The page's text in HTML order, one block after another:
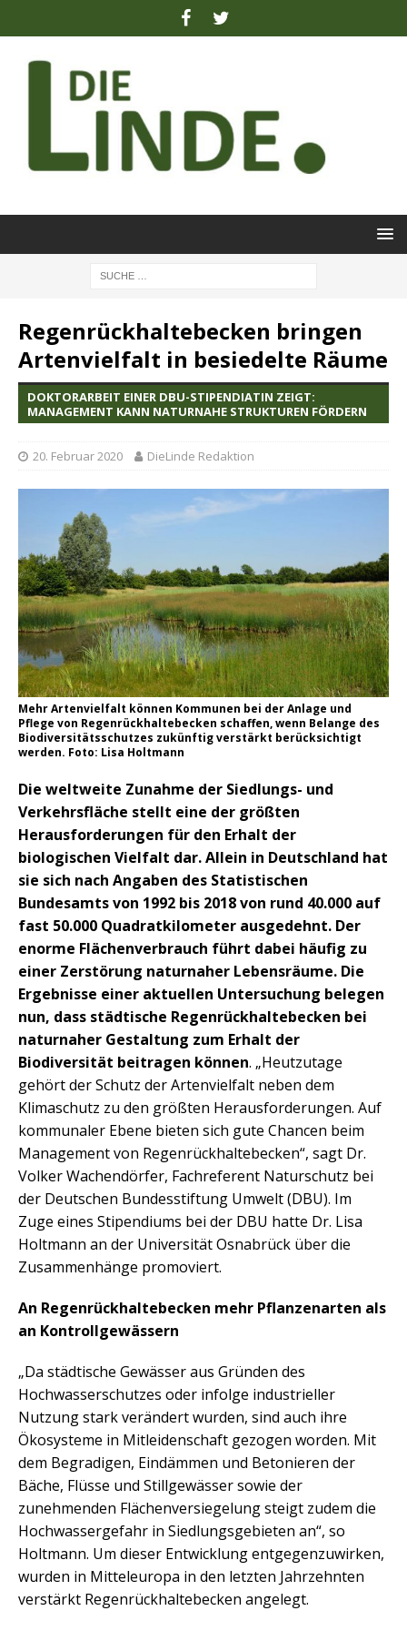
Regenrückhaltebecken bringen
Artenvielfalt in besiedelte Räume
DOKTORARBEIT EINER DBU-STIPENDIATIN ZEIGT:
MANAGEMENT KANN NATURNAHE STRUKTUREN FÖRDERN
20. Februar 2020 DieLinde Redaktion
Mehr Artenvielfalt können Kommunen bei der Anlage und
Pflege von Regenrückhaltebecken schaffen, wenn Belange des
Biodiversitätsschutzes zukünftig verstärkt berücksichtigt
werden. Foto: Lisa Holtmann
Die weltweite Zunahme der Siedlungs- und
Verkehrsfläche stellt eine der größten
Herausforderungen für den Erhalt der
biologischen Vielfalt dar. Allein in Deutschland hat
sie sich nach Angaben des Statistischen
Bundesamts von 1992 bis 2018 von rund 40.000 auf
fast 50.000 Quadratkilometer ausgedehnt. Der
enorme Flächenverbrauch führt dabei häufig zu
einer Zerstörung naturnaher Lebensräume. Die
Ergebnisse einer aktuellen Untersuchung belegen
nun, dass städtische Regenrückhaltebecken bei
naturnaher Gestaltung zum Erhalt der
Biodiversität beitragen können. „Heutzutage
gehört der Schutz der Artenvielfalt neben dem
Klimaschutz zu den größten Herausforderungen. Auf
kommunaler Ebene bieten sich gute Chancen beim
Management von Regenrückhaltebecken“, sagt Dr.
Volker Wachendörfer, Fachreferent Naturschutz bei
der Deutschen Bundesstiftung Umwelt (DBU). Im
Zuge eines Stipendiums bei der DBU hatte Dr. Lisa
Holtmann an der Universität Osnabrück über die
Zusammenhänge promoviert.
An Regenrückhaltebecken mehr Pflanzenarten als
an Kontrollgewässern
„Da städtische Gewässer aus Gründen des
Hochwasserschutzes oder infolge industrieller
Nutzung stark verändert wurden, sind auch ihre
Ökosysteme in Mitleidenschaft gezogen worden. Mit
dem Begradigen, Eindämmen und Betonieren der
Bäche, Flüsse und Stillgewässer sowie der
zunehmenden Flächenversiegelung steigt zudem die
Hochwassergefahr in Siedlungsgebieten an“, so
Holtmann. Um dieser Entwicklung entgegenzuwirken,
wurden in Mitteleuropa in den letzten Jahrzehnten
verstärkt Regenrückhaltebecken angelegt.